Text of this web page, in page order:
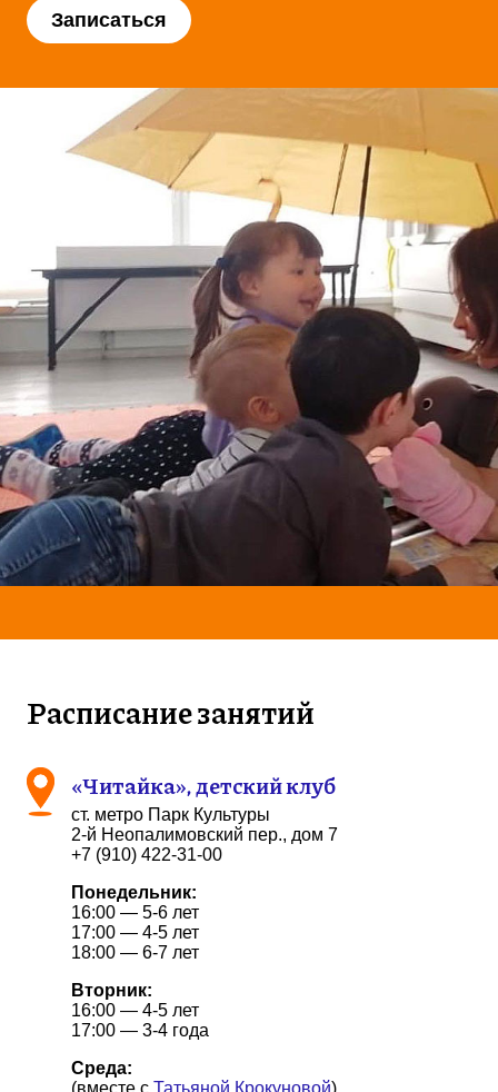
Записаться
Расписание занятий
«Читайка», детский клуб
ст. метро Парк Культуры
2-й Неопалимовский пер., дом 7
+7 (910) 422-31-00
Понедельник:
16:00 — 5-6 лет
17:00 — 4-5 лет
18:00 — 6-7 лет
Вторник:
16:00 — 4-5 лет
17:00 — 3-4 года
Среда: